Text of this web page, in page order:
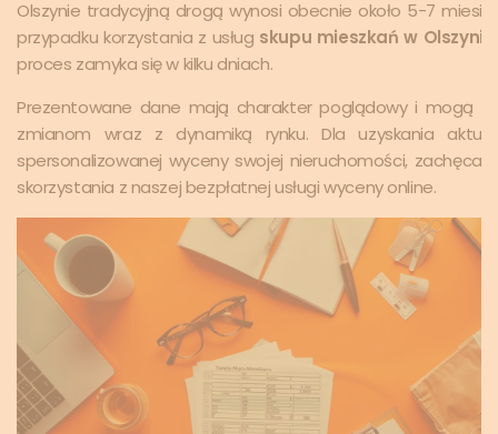
Olszynie tradycyjną drogą wynosi obecnie około 5-7
przypadku korzystania z usług skupu mieszkań w Olszynie
proces zamyka się w kilku dniach.
Prezentowane dane mają charakter poglądowy i mogą
zmianom wraz z dynamiką rynku. Dla uzyskania
spersonalizowanej wyceny swojej nieruchomości,
skorzystania z naszej bezpłatnej usługi wyceny online.